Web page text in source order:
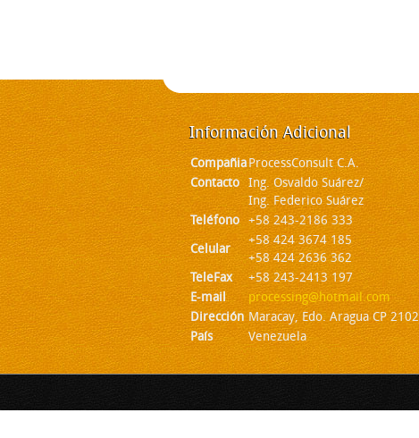
InformaciónAdicional
CompañiaProcessConsult C.A.
Contacto Ing. Osvaldo Suárez/
Ing. Federico Suárez
Teléfono +58 243-2186 333
Celular
+58 424 3674 185
+58 424 2636 362
TeleFax
+58 243-2413 197
E-mail
processing@hotmail.com
Dirección Maracay, Edo. Aragua CP 2102
País
Venezuela